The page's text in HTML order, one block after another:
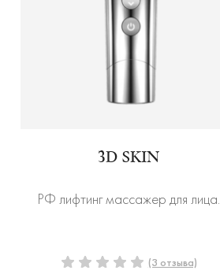
3D SKIN
РФ лифтинг массажер для лица.
(3 отзыва)